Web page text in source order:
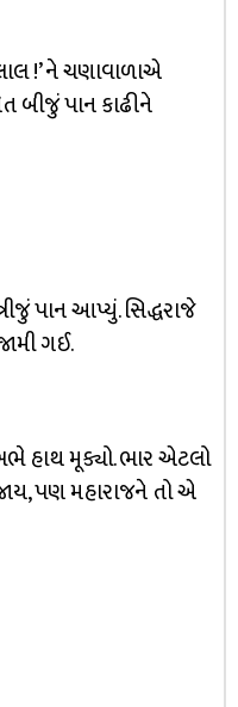
!’ ને ચણાવાળાએ
બીજું પાન કાઢીને
પાન આપ્યું. સિદ્ધરાજે
ગઈ.
હાથ મૂક્યો. ભાર એટલો
પણ મહારાજને તો એ